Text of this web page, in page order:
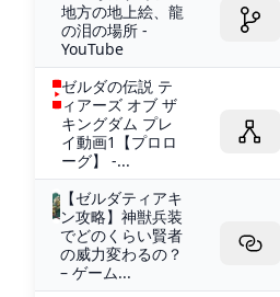
地方の地上絵、龍
の泪の場所 -
YouTube
ゼルダの伝説 テ
ィアーズ オブ ザ
キングダム プレ
イ動画1【プロロ
ーグ】 -...
【ゼルダティアキ
ン攻略】神獣兵装
でどのくらい賢者
の威力変わるの？
– ゲーム...